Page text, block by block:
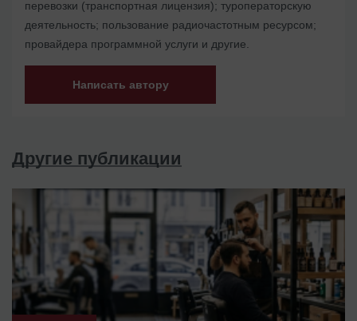
перевозки (транспортная лицензия); туроператорскую
деятельность; пользование радиочастотным ресурсом;
провайдера программной услуги и другие.
Написать автору
Другие публикации